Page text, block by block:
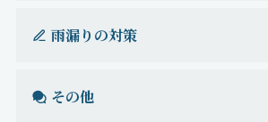
雨漏りの対策
その他